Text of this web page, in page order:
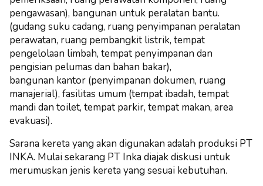
pengawasan), bangunan untuk peralatan bantu.
(gudang suku cadang, ruang penyimpanan peralatan
perawatan, ruang pembangkit listrik, tempat
pengelolaan limbah, tempat penyimpanan dan
pengisian pelumas dan bahan bakar),
bangunan kantor (penyimpanan dokumen, ruang
manajerial), fasilitas umum (tempat ibadah, tempat
mandi dan toilet, tempat parkir, tempat makan, area
evakuasi).
Sarana kereta yang akan digunakan adalah produksi PT
INKA. Mulai sekarang PT Inka diajak diskusi untuk
merumuskan jenis kereta yang sesuai kebutuhan.